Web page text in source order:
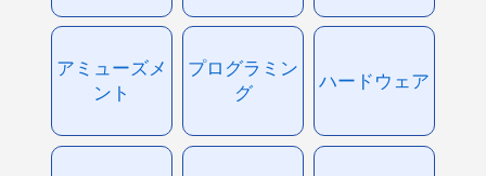
アミューズメ
ント
プログラミン
グ
ハードウェア